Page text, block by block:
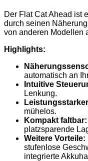
Der Flat Cat Ahead ist
durch seinen
von anderen Modellen
Highlights:
automatisch an
Intuitive
Lenkung.
mühelos.
Kompakt faltbar:
platzsparende
Weitere Vorteile:
stufenlose
integrierte